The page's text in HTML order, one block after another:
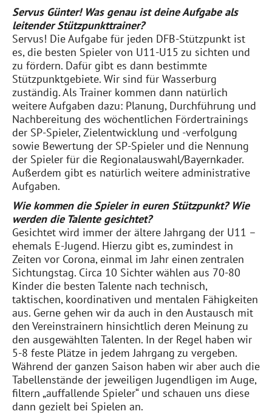
Servus Günter! Was genau ist deine Aufgabe als
leitender Stützpunkttrainer?
Servus! Die Aufgabe für jeden DFB-Stützpunkt ist
es, die besten Spieler von U11-U15 zu sichten und
zu fördern. Dafür gibt es dann bestimmte
Stützpunktgebiete. Wir sind für Wasserburg
zuständig. Als Trainer kommen dann natürlich
weitere Aufgaben dazu: Planung, Durchführung und
Nachbereitung des wöchentlichen Fördertrainings
der SP-Spieler, Zielentwicklung und -verfolgung
sowie Bewertung der SP-Spieler und die Nennung
der Spieler für die Regionalauswahl/Bayernkader.
Außerdem gibt es natürlich weitere administrative
Aufgaben.
Wie kommen die Spieler in euren Stützpunkt? Wie
werden die Talente gesichtet?
Gesichtet wird immer der ältere Jahrgang der U11 –
ehemals E-Jugend. Hierzu gibt es, zumindest in
Zeiten vor Corona, einmal im Jahr einen zentralen
Sichtungstag. Circa 10 Sichter wählen aus 70-80
Kinder die besten Talente nach technisch,
taktischen, koordinativen und mentalen Fähigkeiten
aus. Gerne gehen wir da auch in den Austausch mit
den Vereinstrainern hinsichtlich deren Meinung zu
den ausgewählten Talenten. In der Regel haben wir
5-8 feste Plätze in jedem Jahrgang zu vergeben.
Während der ganzen Saison haben wir aber auch die
Tabellenstände der jeweiligen Jugendligen im Auge,
filtern „auffallende Spieler“ und schauen uns diese
dann gezielt bei Spielen an.